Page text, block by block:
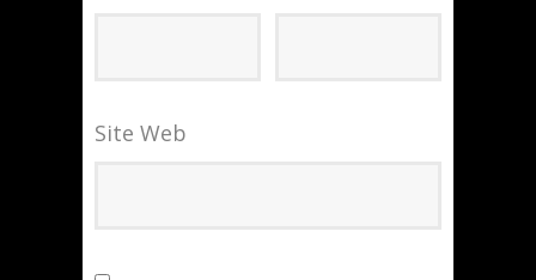
Site Web